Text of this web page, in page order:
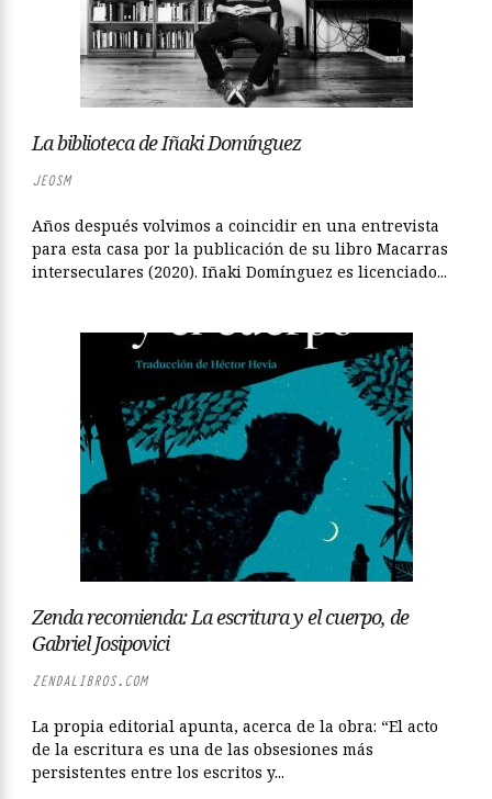
La biblioteca de Iñaki Domínguez
JEOSM
Años después volvimos a coincidir en una entrevista
para esta casa por la publicación de su libro Macarras
interseculares (2020). Iñaki Domínguez es licenciado...
Zenda recomienda: La escritura y el cuerpo, de
Gabriel Josipovici
ZENDALIBROS.COM
La propia editorial apunta, acerca de la obra: “El acto
de la escritura es una de las obsesiones más
persistentes entre los escritos y...